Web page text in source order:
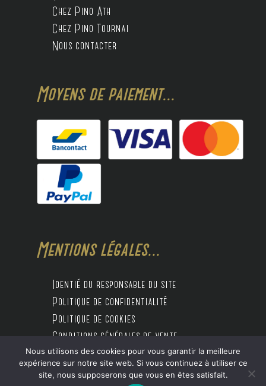
Chez Pino Ath
Chez Pino Tournai
Nous contacter
Moyens de paiement...
Mentions légales...
Identié du responsable du site
Politique de confidentialité
Politique de cookies
Conditions générales de vente
Design by Digitalife
Nous utilisons des cookies pour vous garantir la meilleure
expérience sur notre site web. Si vous continuez à utiliser ce
site, nous supposerons que vous en êtes satisfait.